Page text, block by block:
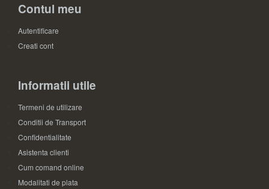
Contul meu
Autentificare
Creati cont
Informatii utile
Termeni de utilizare
Conditii de Transport
Confidentialitate
Asistenta clienti
Cum comand online
Modalitati de plata